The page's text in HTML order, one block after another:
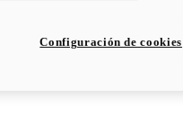
Configuración de cookies